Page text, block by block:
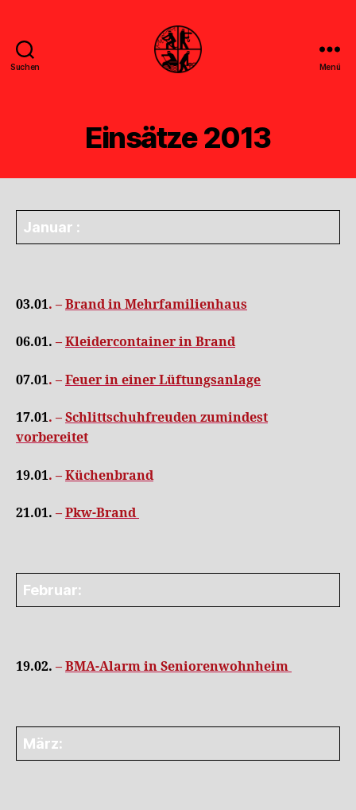
Suchen Menü
Einsätze 2013
Januar :
03.01. – Brand in Mehrfamilienhaus
06.01. – Kleidercontainer in Brand
07.01. – Feuer in einer Lüftungsanlage
17.01. – Schlittschuhfreuden zumindest
vorbereitet
19.01. – Küchenbrand
21.01. – Pkw-Brand
Februar:
19.02. – BMA-Alarm in Seniorenwohnheim
März: